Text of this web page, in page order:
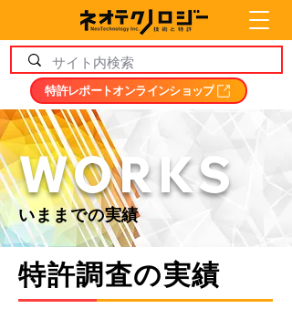
特許レポートオンラインショップ
WORKS
いままでの実績
特許調査の実績